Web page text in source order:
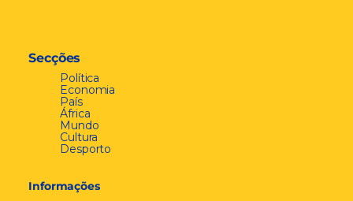
Secções
Política
Economia
País
África
Mundo
Cultura
Desporto
Informações